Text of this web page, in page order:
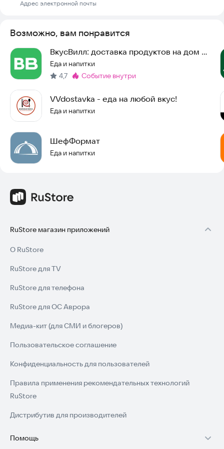
Адрес электронной почты
Возможно, вам понравится
ВкусВилл: доставка продуктов на дом ・
заказ еды
Еда и напитки
4,7 Метка:
событие внутри
VVdostavka - еда на любой вкус!
Еда и напитки
ШефФормат
Еда и напитки
RuStore магазин приложений
О RuStore
RuStore для TV
RuStore для телефона
RuStore для ОС Аврора
Медиа-кит (для СМИ и блогеров)
Пользовательское соглашение
Конфиденциальность для пользователей
Правила применения рекомендательных технологий
RuStore
Дистрибутив для производителей
Помощь